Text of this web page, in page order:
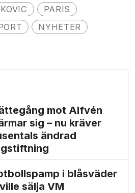
PARIS
NYHETER
mot Alfvén
sig – nu kräver
ändrad
i blåsväder
sälja VM